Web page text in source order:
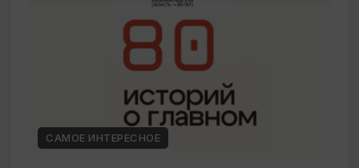
САМОЕ ИНТЕРЕСНОЕ